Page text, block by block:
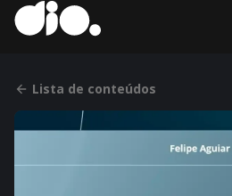
Lista de conteúdos